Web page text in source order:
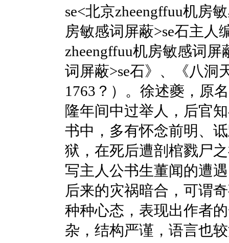
se<北京zheengffuu机房
房敏感词屏蔽>se石主人
zheengffuu机房敏感词屏
词屏蔽>se石》、《八洞
1763？）。徐述夔，原
隆年间中过举人，后官
书中，多有怀念前明、
狱，在死后遭剖棺戮尸
写主人公书生董闻的遭
后来的灾祸暗合，可谓
种种心态，表现出作者
杂，结构严谨，语言也